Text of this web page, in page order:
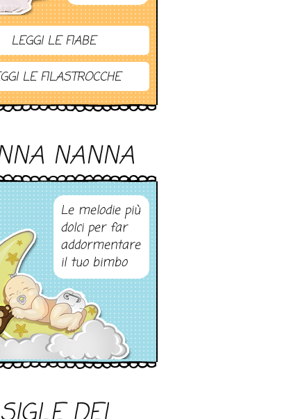
LEGGI LE FIABE
LE FILASTROCCHE
NANNA
Le melodie più
dolci per far
addormentare
il tuo bimbo